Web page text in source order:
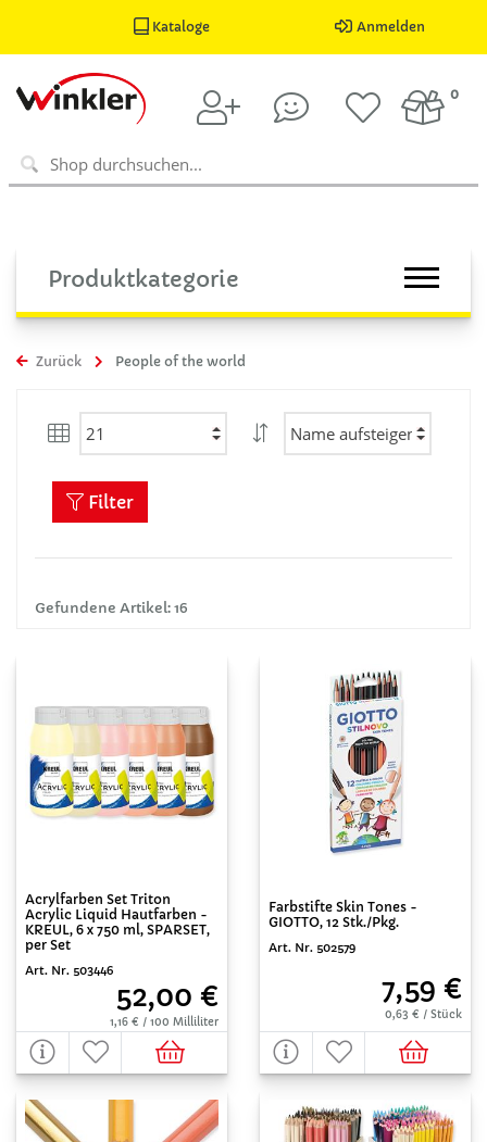
Kataloge Anmelden
0
Produktkategorie
Zurück People of the world
Gefundene Artikel: 16
Filter
Acrylfarben Set Triton
Acrylic Liquid Hautfarben -
KREUL, 6 x 750 ml, SPARSET,
per Set
Art. Nr. 503446
52,00 €
1,16 € / 100 Milliliter
Farbstifte Skin Tones -
GIOTTO, 12 Stk./Pkg.
Art. Nr. 502579
7,59 €
0,63 € / Stück